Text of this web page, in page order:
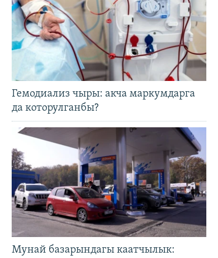
Гемодиализ чыры: акча маркумдарга
да которулганбы?
Мунай базарындагы каатчылык: